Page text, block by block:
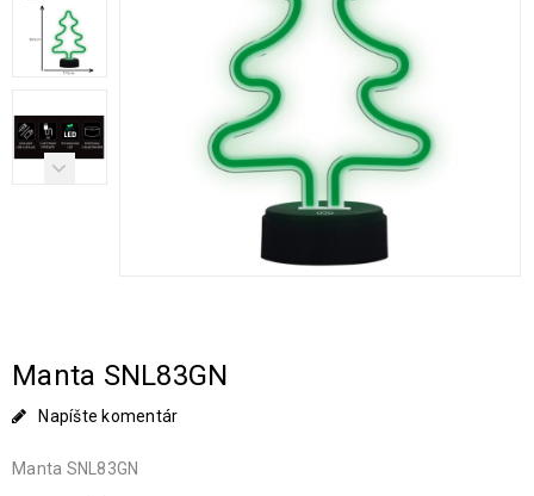
Manta SNL83GN
Napíšte komentár
Manta SNL83GN